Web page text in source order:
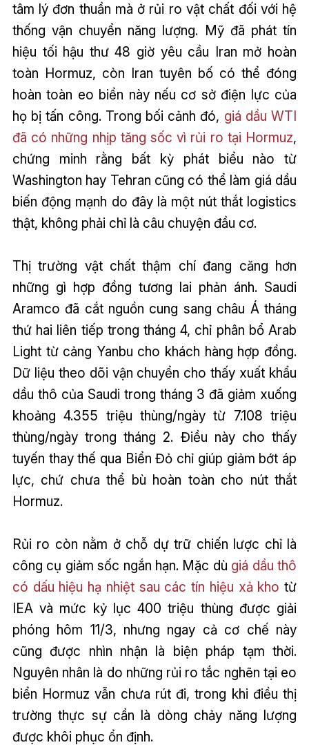
tâm lý đơn thuần mà ở rủi ro vật chất đối với hệ
thống vận chuyển năng lượng. Mỹ đã phát tín
hiệu tối hậu thư 48 giờ yêu cầu Iran mở hoàn
toàn Hormuz, còn Iran tuyên bố có thể đóng
hoàn toàn eo biển này nếu cơ sở điện lực của
họ bị tấn công. Trong bối cảnh đó, giá dầu WTI
đã có những nhịp tăng sốc vì rủi ro tại Hormuz,
chứng minh rằng bất kỳ phát biểu nào từ
Washington hay Tehran cũng có thể làm giá dầu
biến động mạnh do đây là một nút thắt logistics
thật, không phải chỉ là câu chuyện đầu cơ.
Thị trường vật chất thậm chí đang căng hơn
những gì hợp đồng tương lai phản ánh. Saudi
Aramco đã cắt nguồn cung sang châu Á tháng
thứ hai liên tiếp trong tháng 4, chỉ phân bổ Arab
Light từ cảng Yanbu cho khách hàng hợp đồng.
Dữ liệu theo dõi vận chuyển cho thấy xuất khẩu
dầu thô của Saudi trong tháng 3 đã giảm xuống
khoảng 4.355 triệu thùng/ngày từ 7.108 triệu
thùng/ngày trong tháng 2. Điều này cho thấy
tuyến thay thế qua Biển Đỏ chỉ giúp giảm bớt áp
lực, chứ chưa thể bù hoàn toàn cho nút thắt
Hormuz.
Rủi ro còn nằm ở chỗ dự trữ chiến lược chỉ là
công cụ giảm sốc ngắn hạn. Mặc dù giá dầu thô
có dấu hiệu hạ nhiệt sau các tín hiệu xả kho từ
IEA và mức kỷ lục 400 triệu thùng được giải
phóng hôm 11/3, nhưng ngay cả cơ chế này
cũng được nhìn nhận là biện pháp tạm thời.
Nguyên nhân là do những rủi ro tắc nghẽn tại eo
biển Hormuz vẫn chưa rút đi, trong khi điều thị
trường thực sự cần là dòng chảy năng lượng
được khôi phục ổn định.